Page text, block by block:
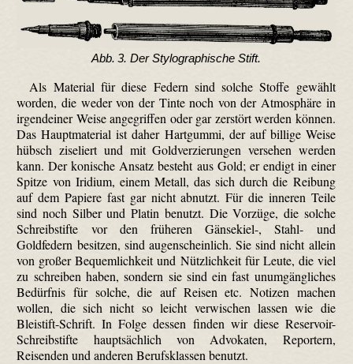
Abb. 3. Der Stylographische Stift.
Als Material für diese Federn sind solche Stoffe gewählt
worden, die weder von der Tinte noch von der Atmosphäre in
irgendeiner Weise angegriffen oder gar zerstört werden können.
Das Hauptmaterial ist daher Hartgummi, der auf billige Weise
hübsch ziseliert und mit Goldverzierungen versehen werden
kann. Der konische Ansatz besteht aus Gold; er endigt in einer
Spitze von Iridium, einem Metall, das sich durch die Reibung
auf dem Papiere fast gar nicht abnutzt. Für die inneren Teile
sind noch Silber und Platin benutzt. Die Vorzüge, die solche
Schreibstifte vor den früheren Gänsekiel-, Stahl- und
Goldfedern besitzen, sind augenscheinlich. Sie sind nicht allein
von großer Bequemlichkeit und Nützlichkeit für Leute, die viel
zu schreiben haben, sondern sie sind ein fast unumgängliches
Bedürfnis für solche, die auf Reisen etc. Notizen machen
wollen, die sich nicht so leicht verwischen lassen wie die
Bleistift-Schrift. In Folge dessen finden wir diese Reservoir-
Schreibstifte hauptsächlich von Advokaten, Reportern,
Reisenden und anderen Berufsklassen benutzt.